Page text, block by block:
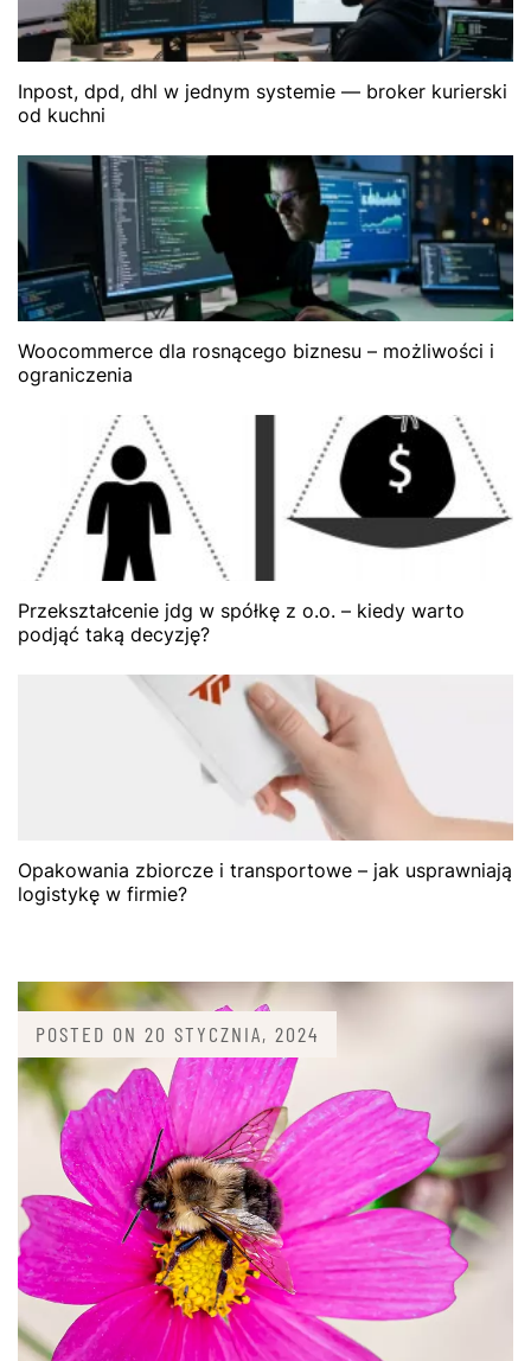
Inpost, dpd, dhl w jednym systemie — broker kurierski
od kuchni
Woocommerce dla rosnącego biznesu – możliwości i
ograniczenia
Przekształcenie jdg w spółkę z o.o. – kiedy warto
podjąć taką decyzję?
Opakowania zbiorcze i transportowe – jak usprawniają
logistykę w firmie?
POSTED ON 20 STYCZNIA, 2024